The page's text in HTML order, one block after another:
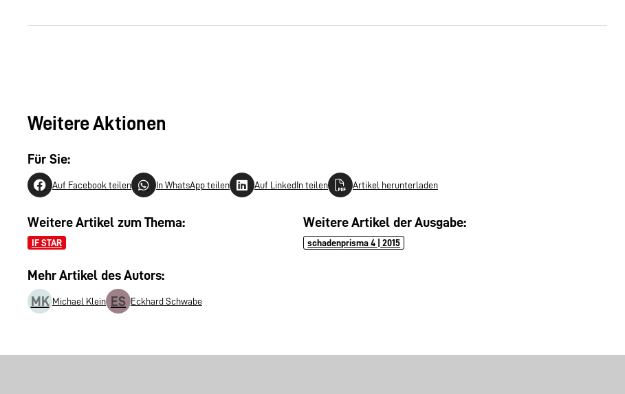
Weitere Aktionen
Für Sie:
Auf Facebook teilen In WhatsApp teilen Auf LinkedIn teilen Artikel herunterladen
Weitere Artikel zum Thema:
IF STAR
Weitere Artikel der Ausgabe:
schadenprisma 4 | 2015
Mehr Artikel des Autors:
MK Michael Klein ES Eckhard Schwabe